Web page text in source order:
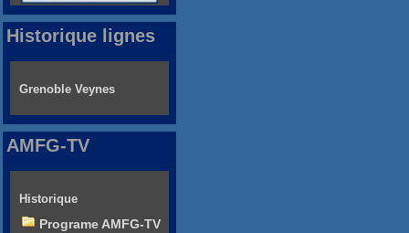
Historique lignes
Grenoble Veynes
AMFG-TV
Historique
Programe AMFG-TV